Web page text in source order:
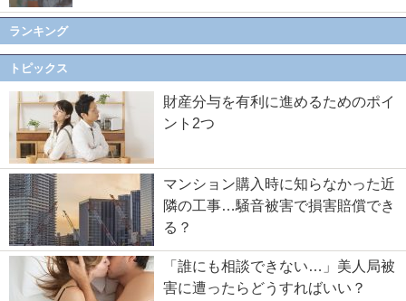
ランキング
トピックス
財産分与を有利に進めるためのポイ
ント2つ
マンション購入時に知らなかった近
隣の工事…騒音被害で損害賠償でき
る？
「誰にも相談できない…」美人局被
害に遭ったらどうすればいい？